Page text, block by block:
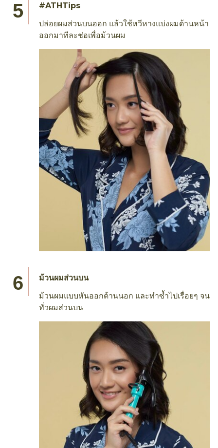
#ATHTips
ปล่อยผมส่วนบนออก แล้วใช้หวีหางแบ่งผมด้านหน้า
ออกมาทีละช่อเพื่อม้วนผม
ม้วนผมส่วนบน
ม้วนผมแบบหันออกด้านนอก และทำซ้ำไปเรื่อยๆ จน
ทั่วผมส่วนบน